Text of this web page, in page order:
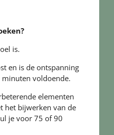
is.
en is de ontspanning
minuten voldoende.
elementen
het bijwerken van de
je voor 75 of 90